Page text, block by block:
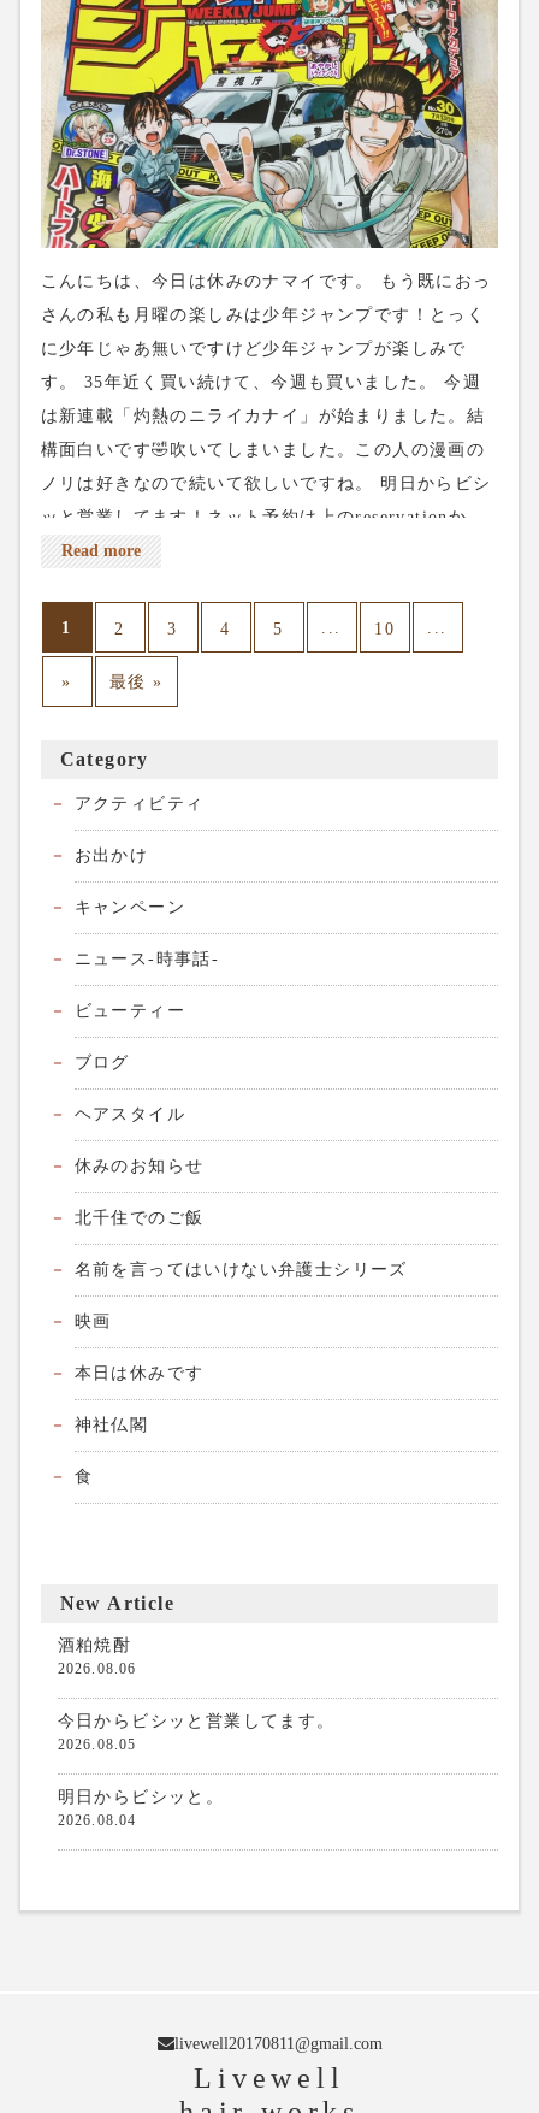
こんにちは、今日は休みのナマイです。 もう既におっ
さんの私も月曜の楽しみは少年ジャンプです！とっく
に少年じゃあ無いですけど少年ジャンプが楽しみで
す。 35年近く買い続けて、今週も買いました。 今週
は新連載「灼熱のニライカナイ」が始まりました。結
構面白いです🤣吹いてしまいました。この人の漫画の
ノリは好きなので続いて欲しいですね。 明日からビシ
ッと営業してます！ネット予約は上のreservationか
ら、電話予約は03-5284-8672、よろしくお願いしま
Read more
1 2 3 4 5 ... 10 ...
» 最後 »
Category
アクティビティ
お出かけ
キャンペーン
ニュース-時事話-
ビューティー
ブログ
ヘアスタイル
休みのお知らせ
北千住でのご飯
名前を言ってはいけない弁護士シリーズ
映画
本日は休みです
神社仏閣
食
New Article
酒粕焼酎
2026.08.06
今日からビシッと営業してます。
2026.08.05
明日からビシッと。
2026.08.04
Livewell
livewell20170811@gmail.com